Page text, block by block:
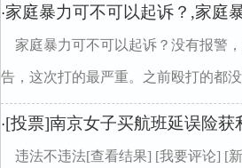
·家庭暴力可不可以起诉？,家庭
家庭暴力可不可以起诉？没有报警
告，这次打的最严重。之前殴打的都
·[投票]南京女子买航班延误险获
违法不违法[查看结果] [我要评论] [